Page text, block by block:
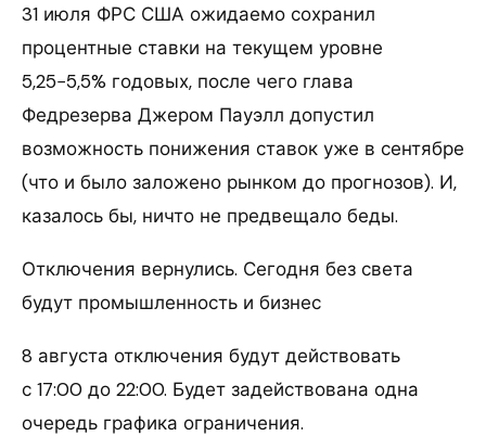
31 июля ФРС США ожидаемо сохранил
процентные ставки на текущем уровне
5,25−5,5% годовых, после чего глава
Федрезерва Джером Пауэлл допустил
возможность понижения ставок уже в сентябре
(что и было заложено рынком до прогнозов). И,
казалось бы, ничто не предвещало беды.
Отключения вернулись. Сегодня без света
будут промышленность и бизнес
8 августа отключения будут действовать
с 17:00 до 22:00. Будет задействована одна
очередь графика ограничения.